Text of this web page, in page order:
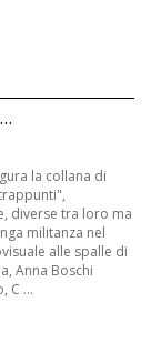
la collana di
diverse tra loro ma
militanza nel
alle spalle di
Anna Boschi
C ...